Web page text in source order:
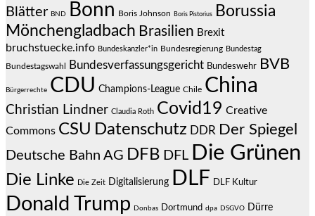
Blätter BND Bonn Boris Johnson Boris Pistorius
Borussia
Mönchengladbach Brasilien Brexit
bruchstuecke.info Bundeskanzler*in Bundesregierung Bundestag
Bundestagswahl Bundesverfassungsgericht Bundeswehr BVB
Bürgerrechte CDU Champions-League Chile China
Christian Lindner Claudia Roth Covid19 Creative
Commons CSU Datenschutz DDR Der Spiegel
Deutsche Bahn AG DFB DFL Die Grünen
Die Linke Die Zeit Digitalisierung DLF DLF Kultur
Donald Trump Donbas Dortmund dpa DSGVO Dürre